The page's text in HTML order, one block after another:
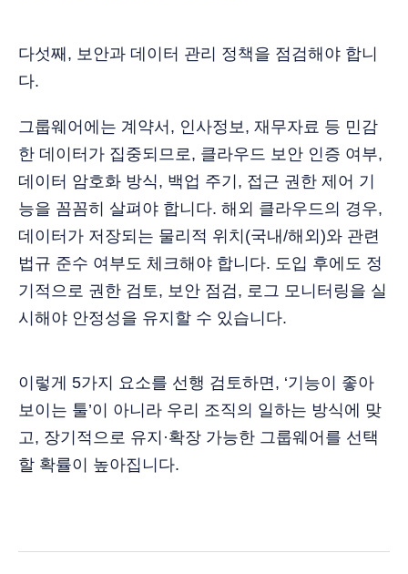
다섯째, 보안과 데이터 관리 정책을 점검해야 합니
다.
그룹웨어에는 계약서, 인사정보, 재무자료 등 민감
한 데이터가 집중되므로, 클라우드 보안 인증 여부,
데이터 암호화 방식, 백업 주기, 접근 권한 제어 기
능을 꼼꼼히 살펴야 합니다. 해외 클라우드의 경우,
데이터가 저장되는 물리적 위치(국내/해외)와 관련
법규 준수 여부도 체크해야 합니다. 도입 후에도 정
기적으로 권한 검토, 보안 점검, 로그 모니터링을 실
시해야 안정성을 유지할 수 있습니다.
이렇게 5가지 요소를 선행 검토하면, ‘기능이 좋아
보이는 툴’이 아니라 우리 조직의 일하는 방식에 맞
고, 장기적으로 유지·확장 가능한 그룹웨어를 선택
할 확률이 높아집니다.